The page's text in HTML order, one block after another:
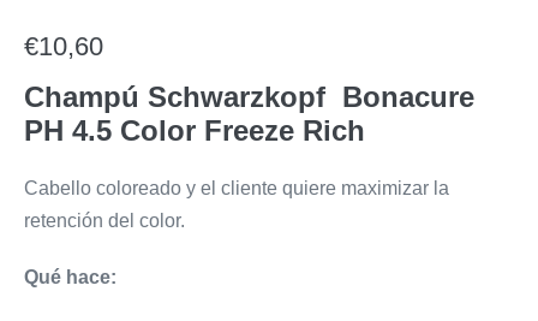
€10,60
Champú Schwarzkopf Bonacure
PH 4.5 Color Freeze Rich
Cabello coloreado y el cliente quiere maximizar la
retención del color.
Qué hace: